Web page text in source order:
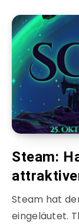
Steam:
Steam hat
eingeläutet.